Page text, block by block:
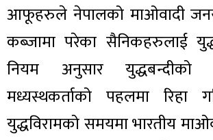
आफूहरुले नेपालको माओवादी
कब्जामा परेका सैनिकहरुलाई
नियम अनुसार युद्धबन्दीको
मध्यस्थकर्ताको पहलमा रिहा
युद्धविरामको समयमा भारतीय